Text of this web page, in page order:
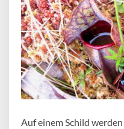
Auf einem Schild